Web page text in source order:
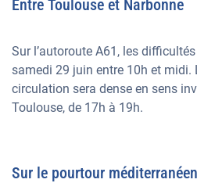
Entre Toulouse et Narbonne
Sur l’autoroute A61, les
samedi 29 juin entre 10h et midi.
circulation sera dense en sens
Toulouse, de 17h à 19h.
Sur le pourtour méditerranéen